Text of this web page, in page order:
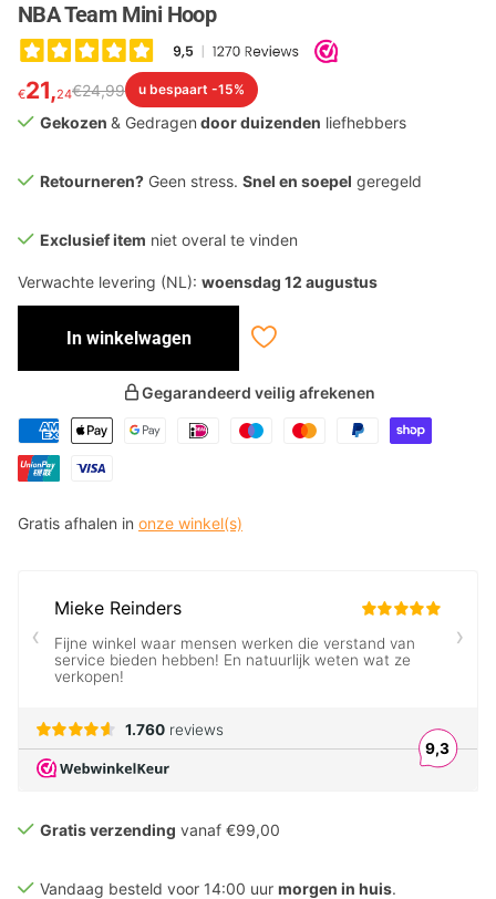
NBA Team Mini Hoop
€21,24€24,99 u bespaart -15%
Gekozen & Gedragen door duizenden liefhebbers
Retourneren? Geen stress. Snel en soepel geregeld
Exclusief item niet overal te vinden
Verwachte levering (NL): woensdag 12 augustus
In winkelwagen
Gegarandeerd veilig afrekenen
Gratis afhalen in onze winkel(s)
Gratis verzending vanaf €99,00
Vandaag besteld voor 14:00 uur morgen in huis.